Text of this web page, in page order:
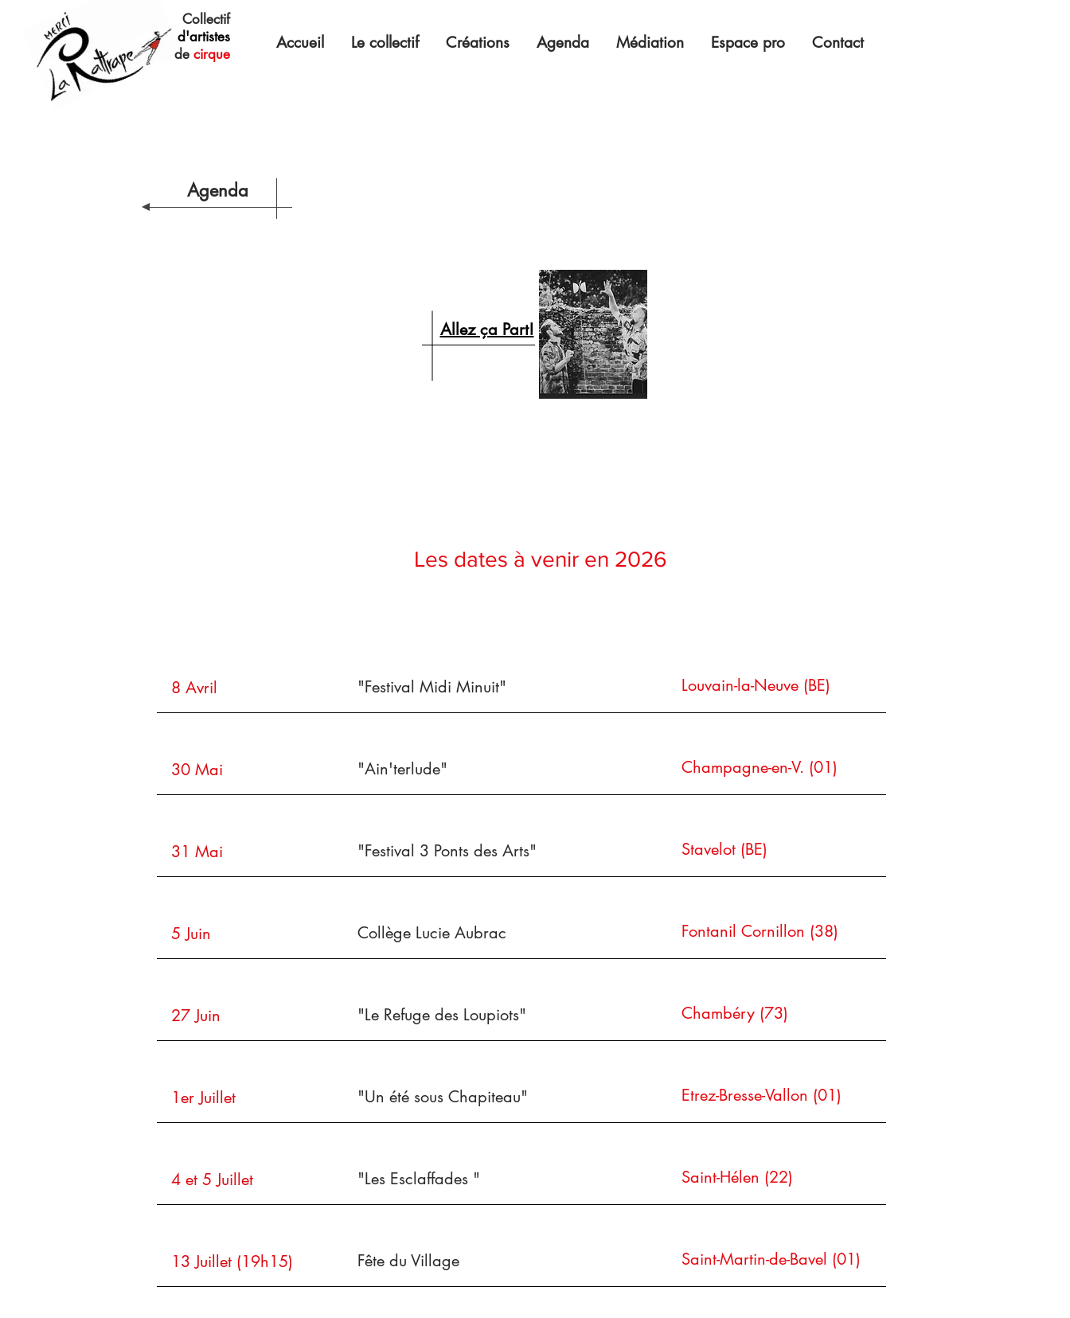
Collectif
d'artistes
de cirque
Accueil Le collectif Créations Agenda Médiation Espace pro Contact
Agenda
Allez ça Part!
Les dates à venir en 2026
8 Avril "Festival Midi Minuit" Louvain-la-Neuve (BE)
30 Mai "Ain'terlude" Champagne-en-V. (01)
31 Mai "Festival 3 Ponts des Arts" Stavelot (BE)
5 Juin Collège Lucie Aubrac Fontanil Cornillon (38)
27 Juin "Le Refuge des Loupiots" Chambéry (73)
1er Juillet "Un été sous Chapiteau" Etrez-Bresse-Vallon (01)
4 et 5 Juillet "Les Esclaffades " Saint-Hélen (22)
13 Juillet (19h15) Fête du Village Saint-Martin-de-Bavel (01)